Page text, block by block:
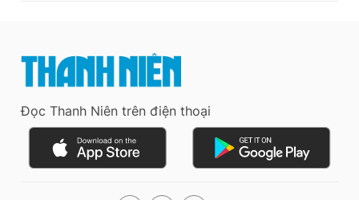
Đọc Thanh Niên trên điện thoại